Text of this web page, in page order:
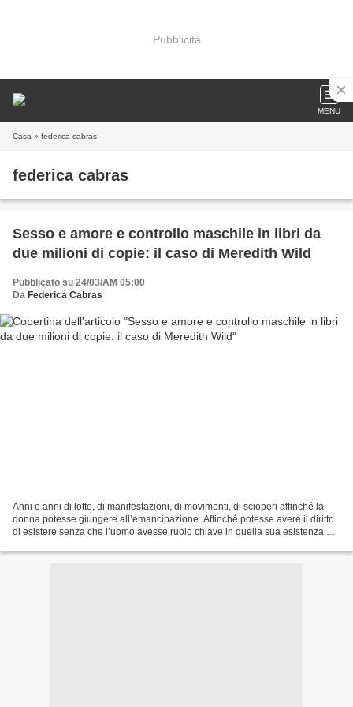
Pubblicità
MENU
Casa » federica cabras
federica cabras
Sesso e amore e controllo maschile in libri da
due milioni di copie: il caso di Meredith Wild
Pubblicato su 24/03/AM 05:00
Da Federica Cabras
Anni e anni di lotte, di manifestazioni, di movimenti, di scioperi affinché la
donna potesse giungere all’emancipazione. Affinché potesse avere il diritto
di esistere senza che l’uomo avesse ruolo chiave in quella sua esistenza.